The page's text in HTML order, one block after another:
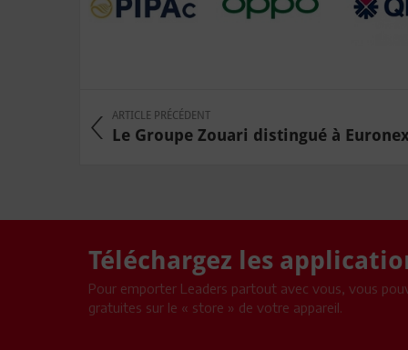
ARTICLE PRÉCÉDENT
Le Groupe Zouari distingué à
Téléchargez les
Pour emporter Leaders partout avec vous, vous
gratuites sur le « store » de votre appareil.